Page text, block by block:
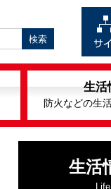
生活
防火などの生
生活
Life